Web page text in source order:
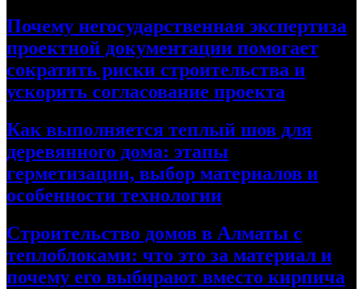
Почему негосударственная экспертиза
проектной документации помогает
сократить риски строительства и
ускорить согласование проекта
Как выполняется теплый шов для
деревянного дома: этапы
герметизации, выбор материалов и
особенности технологии
Строительство домов в Алматы с
теплоблоками: что это за материал и
почему его выбирают вместо кирпича